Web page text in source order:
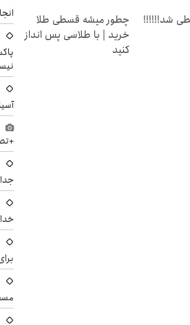
شد!!!!!!
چطور میشه قسطی طلا
خرید | با طلاسی پس انداز
کنید